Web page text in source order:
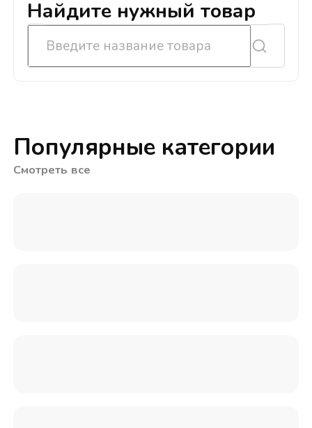
Найдите нужный товар
Популярные категории
Смотреть все